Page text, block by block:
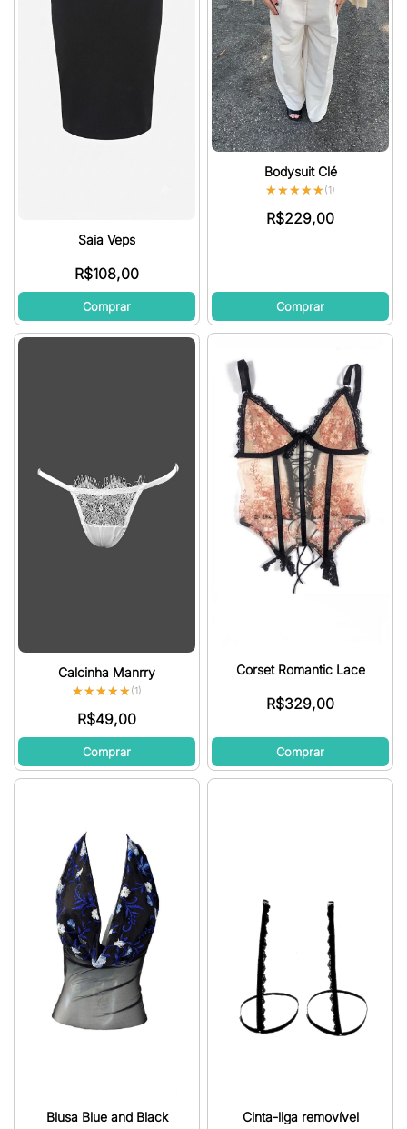
Saia Veps
R$108,00
Comprar
Bodysuit Clé
★★★★★
★★★★★(1)
R$229,00
Comprar
Calcinha Manrry
★★★★★
★★★★★(1)
R$49,00
Comprar
Corset Romantic Lace
R$329,00
Comprar
Blusa Blue and Black Cinta-liga removível